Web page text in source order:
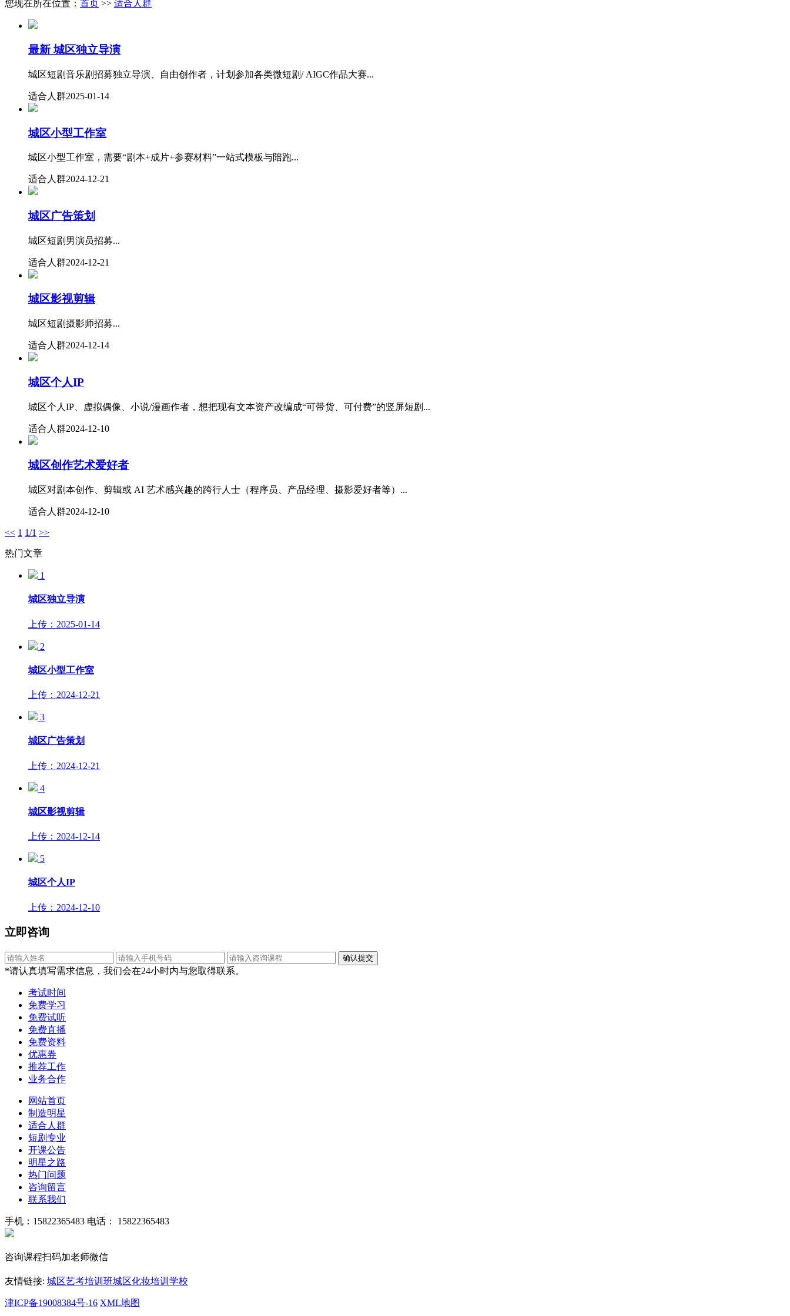
您现在所在位置： 首页 >> 适合人群
最新城区独立导演
城区短剧音乐剧招募独立导演、自由创作者，计划参加各类微短剧/ AIGC作品大赛...
适合人群2025-01-14
城区小型工作室
城区小型工作室，需要“剧本+成片+参赛材料”一站式模板与陪跑...
适合人群2024-12-21
城区广告策划
城区短剧男演员招募...
适合人群2024-12-21
城区影视剪辑
城区短剧摄影师招募...
适合人群2024-12-14
城区个人IP
城区个人IP、虚拟偶像、小说/漫画作者，想把现有文本资产改编成“可带货、可付费”的竖屏短剧...
适合人群2024-12-10
城区创作艺术爱好者
城区对剧本创作、剪辑或 AI 艺术感兴趣的跨行人士（程序员、产品经理、摄影爱好者等）...
适合人群2024-12-10
<< 1 1/1 >>
热门文章
1
城区独立导演
上传：2025-01-14
2
城区小型工作室
上传：2024-12-21
3
城区广告策划
上传：2024-12-21
4
城区影视剪辑
上传：2024-12-14
5
城区个人IP
上传：2024-12-10
立即咨询
*请认真填写需求信息，我们会在24小时内与您取得联系。
考试时间
免费学习
免费试听
免费直播
免费资料
优惠券
推荐工作
业务合作
网站首页
制造明星
适合人群
短剧专业
开课公告
明星之路
热门问题
咨询留言
联系我们
手机：15822365483 电话： 15822365483
咨询课程扫码加老师微信
友情链接: 城区艺考培训班城区化妆培训学校
津ICP备19008384号-16 XML地图